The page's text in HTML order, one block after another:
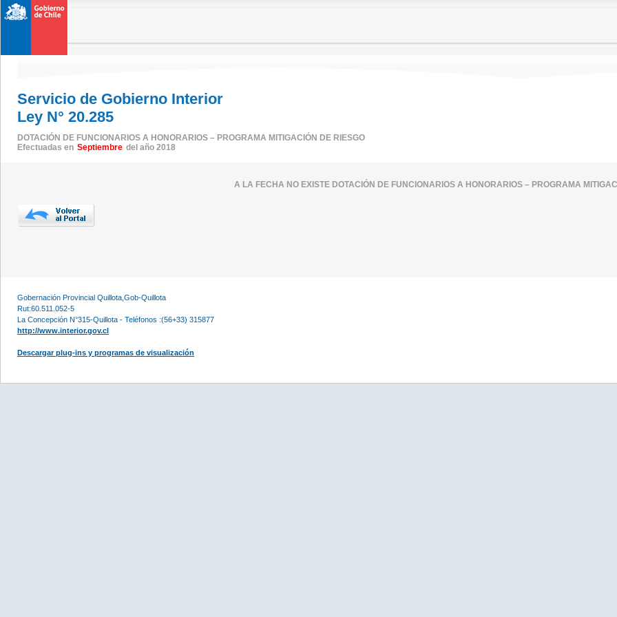
Servicio de Gobierno Interior
Ley N° 20.285
DOTACIÓN DE FUNCIONARIOS A HONORARIOS – PROGRAMA MITIGACIÓN DE RIESGO
Efectuadas en Septiembre del año 2018
A LA FECHA NO EXISTE DOTACIÓN DE FUNCIONARIOS A HONORARIOS – PROGRAMA
Gobernación Provincial Quillota,Gob-Quillota
Rut:60.511.052-5
La Concepción N°315-Quillota - Teléfonos :(56+33) 315877
http://www.interior.gov.cl
Descargar plug-ins y programas de visualización